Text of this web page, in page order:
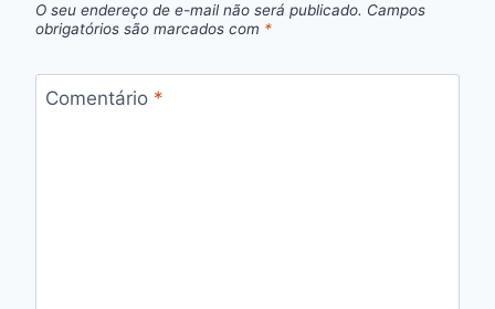
O seu endereço de e-mail não será publicado. Campos
obrigatórios são marcados com *
Comentário *